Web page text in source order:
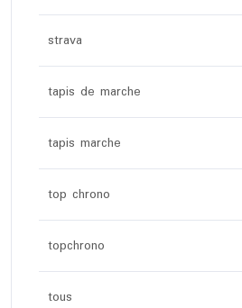
strava
tapis de marche
tapis marche
top chrono
topchrono
tous